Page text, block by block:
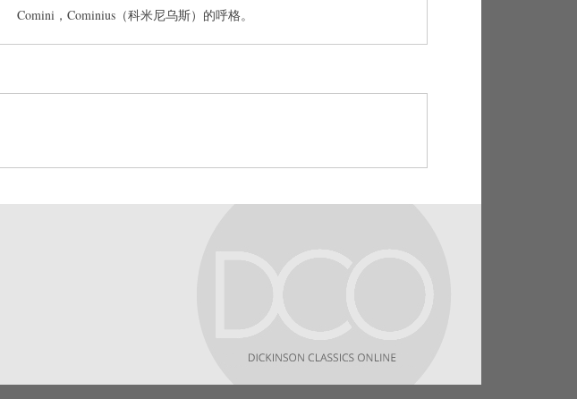
Comini，Cominius（科米尼乌斯）的呼格。